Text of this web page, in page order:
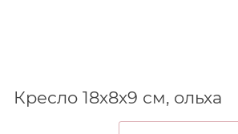
Кресло 18х8х9 см, ольха